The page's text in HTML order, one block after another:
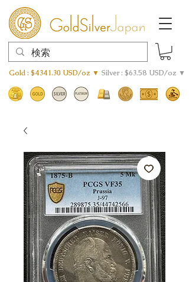
Gold : $4341.30 USD/oz ▼ Silver : $63.58 USD/oz ▼